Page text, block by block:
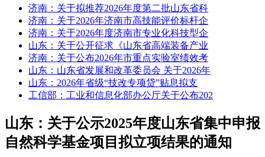
济南：关于拟推荐2026年度第二批山东省科
济南：关于2026年济南市高技能评价标杆企
济南：关于2026年度济南市专业化科技型企
山东：关于公开征求《山东省高端装备产业
济南：关于公布2026年市重点实验室绩效考
山东：山东省发展和改革委员会 关于2026年
山东：2026年省级“技改专项贷”贴息拟支
工信部：工业和信息化部办公厅关于公布202
山东：关于公示2025年度山东省集中申报
自然科学基金项目拟立项结果的通知